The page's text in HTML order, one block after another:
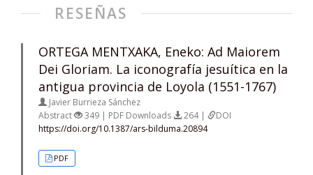
RESEÑAS
ORTEGA MENTXAKA, Eneko: Ad Maiorem
Dei Gloriam. La iconografía jesuítica en la
antigua provincia de Loyola (1551-1767)
Javier Burrieza Sánchez
Abstract
349 | PDF Downloads 264 |
DOI
https://doi.org/10.1387/ars-bilduma.20894
PDF